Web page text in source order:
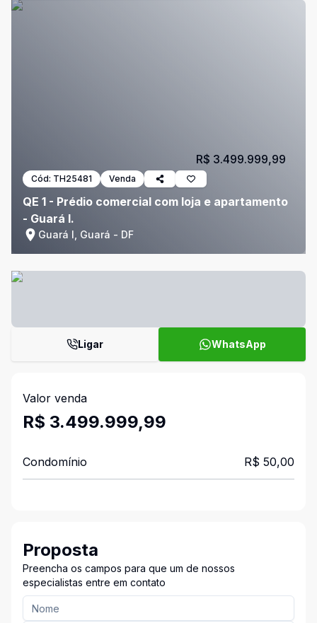
Cód: TH25481 Venda
QE 1 - Prédio comercial com loja e apartamento
- Guará I.
Guará I, Guará - DF
R$ 3.499.999,99
Ligar WhatsApp
Valor venda
R$ 3.499.999,99
Condomínio R$ 50,00
Proposta
Preencha os campos para que um de nossos
especialistas entre em contato